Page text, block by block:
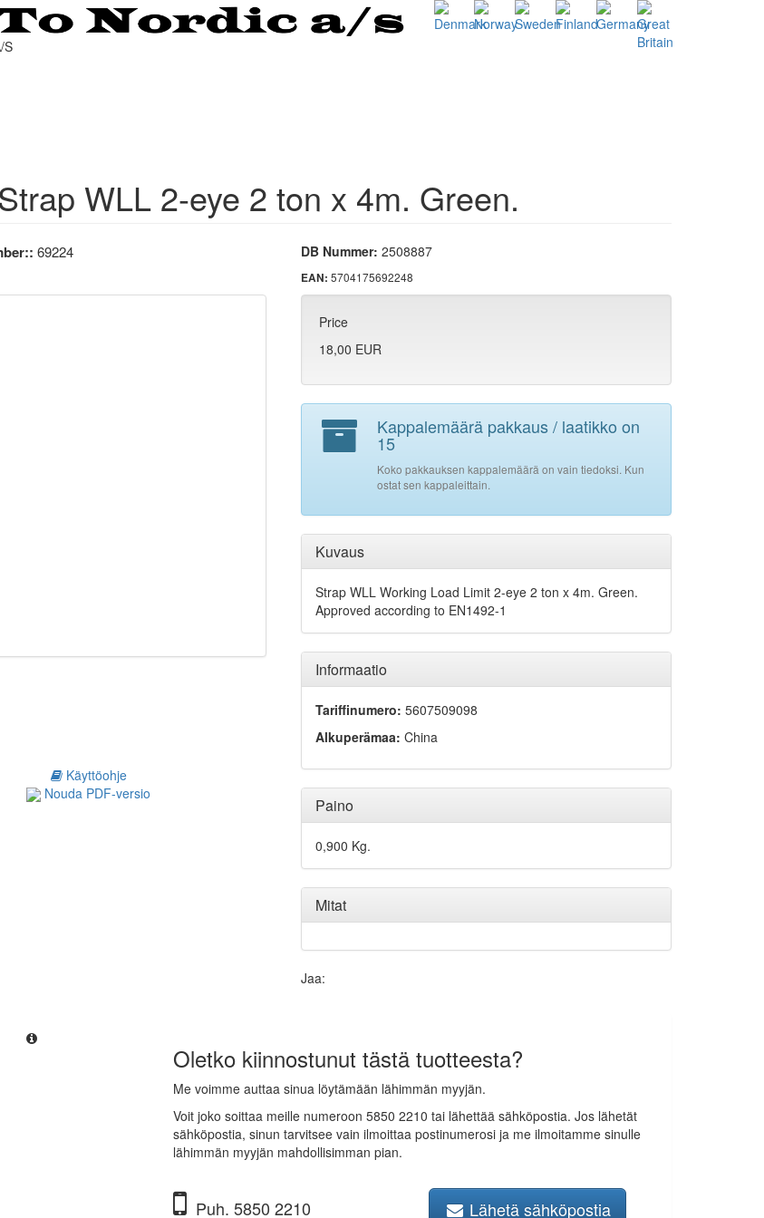
WLL 2-eye 2 ton x 4m. Green.
69224 DB Nummer: 2508887
EAN: 5704175692248
Käyttöohje
Nouda PDF-versio
Price
18,00 EUR
Kappalemäärä pakkaus / laatikko on
15
Koko pakkauksen kappalemäärä on vain tiedoksi. Kun
ostat sen kappaleittain.
Kuvaus
Strap WLL Working Load Limit 2-eye 2 ton x 4m. Green.
Approved according to EN1492-1
Informaatio
Tariffinumero: 5607509098
Alkuperämaa: China
Paino
0,900 Kg.
Mitat
Jaa:
Oletko kiinnostunut tästä tuotteesta?
Me voimme auttaa sinua löytämään lähimmän myyjän.
Voit joko soittaa meille numeroon 5850 2210 tai lähettää sähköpostia. Jos lähetät
sähköpostia, sinun tarvitsee vain ilmoittaa postinumerosi ja me ilmoitamme sinulle
lähimmän myyjän mahdollisimman pian.
Puh. 5850 2210 Lähetä sähköpostia